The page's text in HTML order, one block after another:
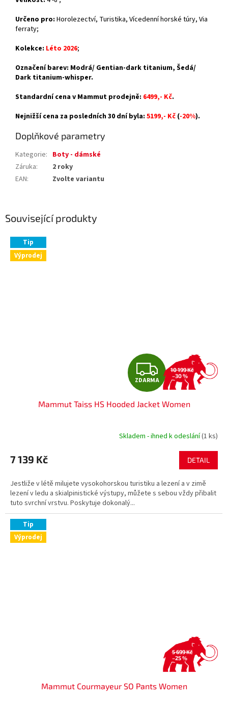
Související produkty
Tip
Výprodej
Z
D
A
R
A
ZDARMA
10 199 Kč
–30 %
Mammut Taiss HS Hooded Jacket Women
Skladem - ihned k odeslání(1 ks)
7 139 Kč DETAIL
Jestliže v létě milujete vysokohorskou turistiku a lezení a v zimě
lezení v ledu a skialpinistické výstupy, můžete s sebou vždy přibalit
tuto svrchní vrstvu. Poskytuje dokonalý...
Tip
Výprodej
5 699 Kč
–25 %
Mammut Courmayeur SO Pants Women
Určeno pro: Horolezectví, Turistika, Vícedenní horské túry, Via
ferraty;
Kolekce: Léto 2026;
Označení barev: Modrá/ Gentian-dark titanium, Šedá/
Dark titanium-whisper.
Standardní cena v Mammut prodejně: 6499,- Kč.
Nejnižší cena za posledních 30 dní byla: 5199,- Kč (-20%).
Doplňkové parametry
Kategorie: Boty - dámské
Záruka:
2 roky
EAN: Zvolte variantu